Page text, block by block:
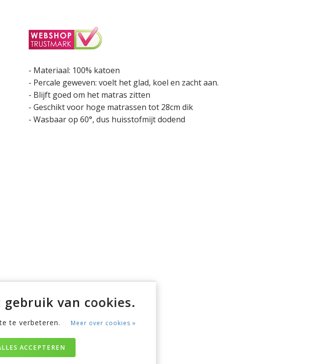
- Materiaal: 100% katoen
- Percale geweven: voelt het glad, koel en zacht aan.
- Blijft goed om het matras zitten
- Geschikt voor hoge matrassen tot 28cm dik
- Wasbaar op 60°, dus huisstofmijt dodend
van cookies.
te verbeteren. Meer over cookies »
ACCEPTEREN